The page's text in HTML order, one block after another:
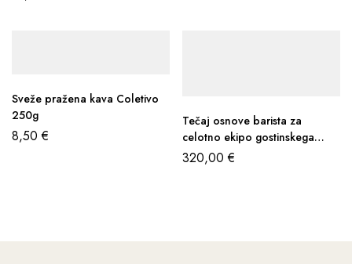
Sveže pražena kava Coletivo
250g
8,50€
Tečaj osnove barista za
celotno ekipo gostinskega
obrata
320,00€